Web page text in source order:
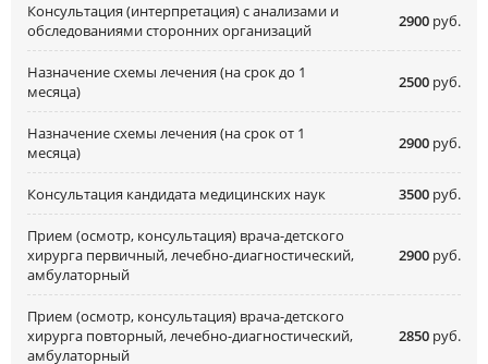
Консультация (интерпретация) с анализами и
обследованиями сторонних организаций
2900 руб.
Назначение схемы лечения (на срок до 1
месяца)
2500 руб.
Назначение схемы лечения (на срок от 1
месяца)
2900 руб.
Консультация кандидата медицинских наук 3500 руб.
Прием (осмотр, консультация) врача-детского
хирурга первичный, лечебно-диагностический,
амбулаторный
2900 руб.
Прием (осмотр, консультация) врача-детского
хирурга повторный, лечебно-диагностический,
амбулаторный
2850 руб.